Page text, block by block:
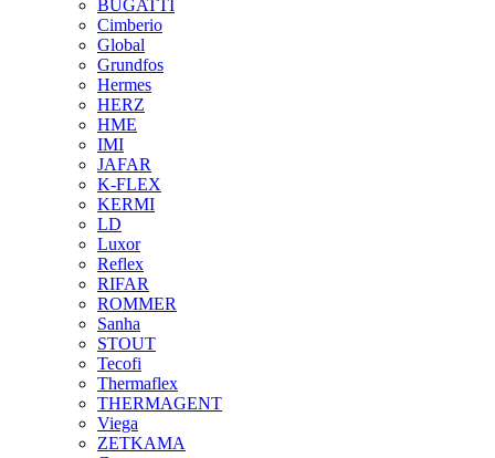
BUGATTI
Cimberio
Global
Grundfos
Hermes
HERZ
HME
IMI
JAFAR
K-FLEX
KERMI
LD
Luxor
Reflex
RIFAR
ROMMER
Sanha
STOUT
Tecofi
Thermaflex
THERMAGENT
Viega
ZETKAMA